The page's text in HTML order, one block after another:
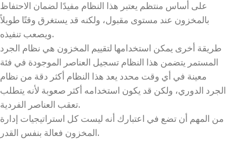
على أساس منتظم يعتبر هذا النظام مفيدًا لضمان الاحتفاظ
بالمخزون عند مستوى مقبول، ولكنه قد يستغرق وقتًا طويلاً
ويصعب تنفيذه.
طريقة أخرى يمكن استخدامها لتقييم المخزون هي نظام الجرد
المستمر يتضمن هذا النظام تسجيل العناصر الموجودة في فئة
معينة في أي وقت محدد يعد هذا النظام أكثر دقة من نظام
الجرد الدوري، ولكن قد يكون استخدامه أكثر صعوبة لأنه يتطلب
تعقب العناصر الفردية.
من المهم أن تضع في اعتبارك أنه ليست كل استراتيجيات إدارة
المخزون فعالة بنفس القدر.